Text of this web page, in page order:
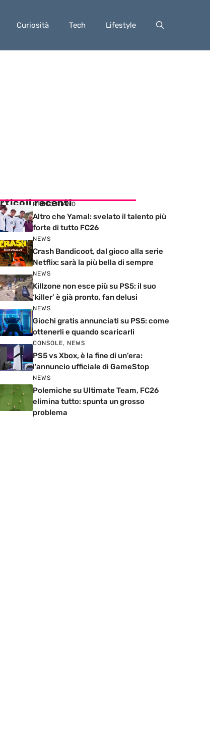
Curiosità Tech Lifestyle
recenti
PRIMO PIANO
Altro che Yamal: svelato il talento più
forte di tutto FC26
NEWS
Crash Bandicoot, dal gioco alla serie
Netflix: sarà la più bella di sempre
NEWS
Killzone non esce più su PS5: il suo
‘killer’ è già pronto, fan delusi
NEWS
Giochi gratis annunciati su PS5: come
ottenerli e quando scaricarli
CONSOLE, NEWS
PS5 vs Xbox, è la fine di un’era:
l’annuncio ufficiale di GameStop
NEWS
Polemiche su Ultimate Team, FC26
elimina tutto: spunta un grosso
problema